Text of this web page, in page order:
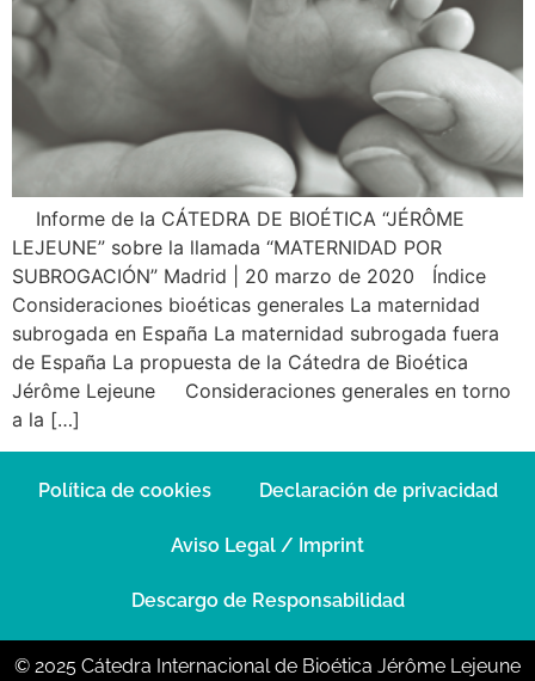
Informe de la CÁTEDRA DE BIOÉTICA “JÉRÔME
LEJEUNE” sobre la llamada “MATERNIDAD POR
SUBROGACIÓN” Madrid | 20 marzo de 2020 Índice
Consideraciones bioéticas generales La maternidad
subrogada en España La maternidad subrogada fuera
de España La propuesta de la Cátedra de Bioética
Jérôme Lejeune Consideraciones generales en torno
a la […]
Política de cookies Declaración de privacidad
Aviso Legal / Imprint
Descargo de Responsabilidad
© 2025 Cátedra Internacional de Bioética Jérôme Lejeune